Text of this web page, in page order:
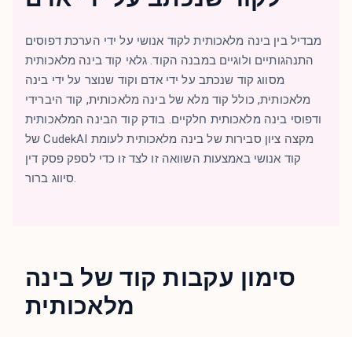
מבדיל בין בינה מלאכותית לקוד אנושי על ידי הערכת דפוסים
התנהגותיים ולוגיים במבנה הקוד. גלאי קוד בינה מלאכותית
מסווג קוד שנכתב על ידי אדם וקוד שנוצר על ידי בינה
מלאכותית, כולל קוד מלא של בינה מלאכותית, קוד היברידי
ודפוסי בינה מלאכותית חלקיים. בודק קוד הבינה המלאכותית
של CudekAI מקצה ציון סבירות של בינה מלאכותית לעומת
קוד אנושי באמצעות השוואה זו לצד זו כדי לספק פסק דין
סיווג ברור.
סימון עקבות קוד של בינה
מלאכותית